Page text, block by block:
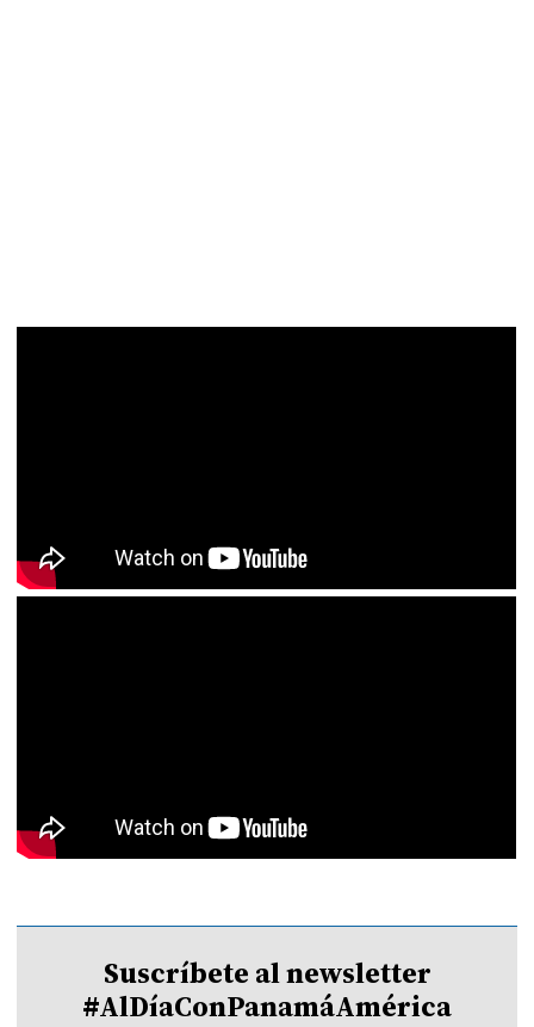
Suscríbete al newsletter
#AlDíaConPanamáAmérica